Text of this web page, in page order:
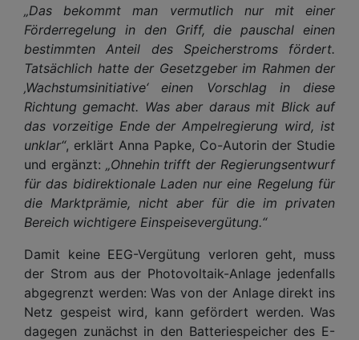
„Das bekommt man vermutlich nur mit einer
Förderregelung in den Griff, die pauschal einen
bestimmten Anteil des Speicherstroms fördert.
Tatsächlich hatte der Gesetzgeber im Rahmen der
‚Wachstumsinitiative‘ einen Vorschlag in diese
Richtung gemacht. Was aber daraus mit Blick auf
das vorzeitige Ende der Ampelregierung wird, ist
unklar“, erklärt Anna Papke, Co-Autorin der Studie
und ergänzt: „Ohnehin trifft der Regierungsentwurf
für das bidirektionale Laden nur eine Regelung für
die Marktprämie, nicht aber für die im privaten
Bereich wichtigere Einspeisevergütung.“
Damit keine EEG-Vergütung verloren geht, muss
der Strom aus der Photovoltaik-Anlage jedenfalls
abgegrenzt werden: Was von der Anlage direkt ins
Netz gespeist wird, kann gefördert werden. Was
dagegen zunächst in den Batteriespeicher des E-